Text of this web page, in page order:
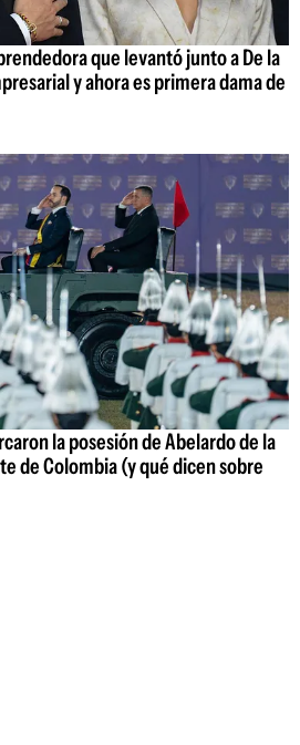
que levantó junto a De la
y ahora es primera dama de
la posesión de Abelardo de la
de Colombia (y qué dicen sobre